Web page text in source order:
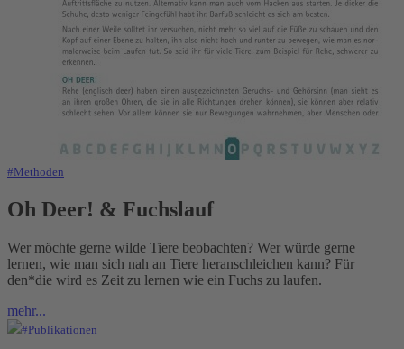
#Methoden
Oh Deer! & Fuchslauf
Wer möchte gerne wilde Tiere beobachten? Wer würde gerne
lernen, wie man sich nah an Tiere heranschleichen kann? Für
den*die wird es Zeit zu lernen wie ein Fuchs zu laufen.
mehr...
#Publikationen